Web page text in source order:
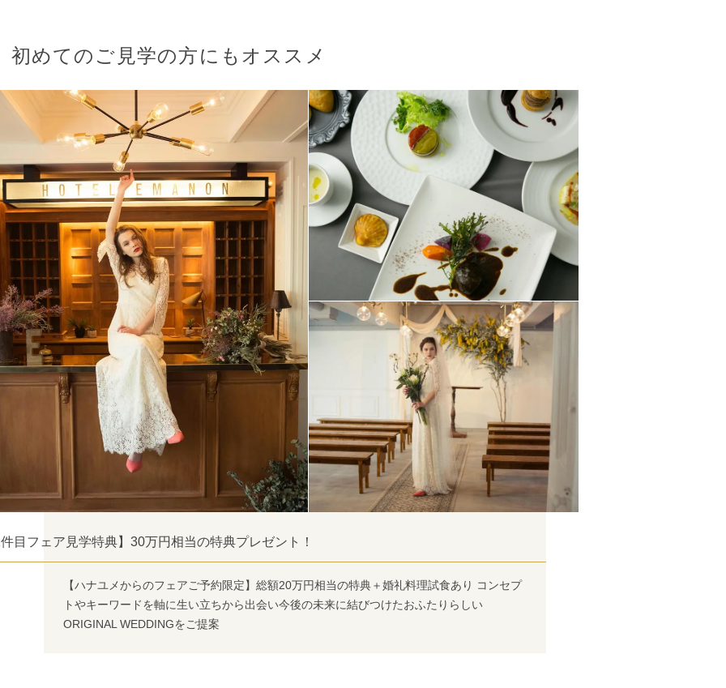
初めてのご見学の方にもオススメ
目フェア見学特典】30万円相当の特典プレゼント！
【ハナユメからのフェアご予約限定】総額20万円相当の特典＋婚礼料理試食あり コンセプ
トやキーワードを軸に生い立ちから出会い今後の未来に結びつけたおふたりらしい
ORIGINAL WEDDINGをご提案